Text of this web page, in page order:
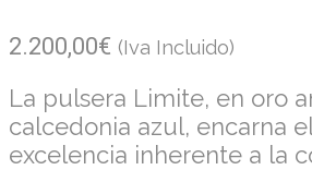
2.200,00€ (Iva Incluido)
La pulsera Limite, en oro
calcedonia azul, encarna
excelencia inherente a la